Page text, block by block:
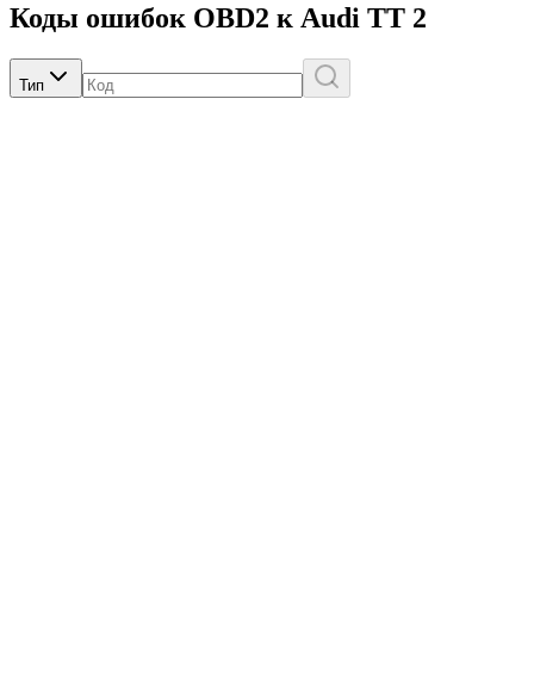
Коды ошибок OBD2 к Audi TT 2
Тип